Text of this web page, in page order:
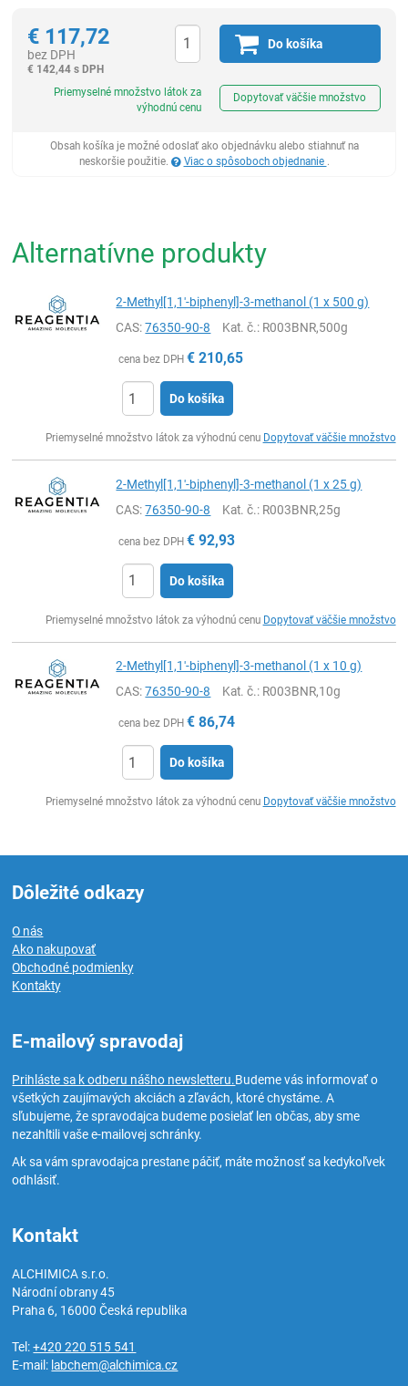
€ 117,72
bez DPH
€ 142,44 s DPH
Do košíka
Priemyselné množstvo látok za
výhodnú cenu
Dopytovať väčšie množstvo
Obsah košíka je možné odoslať ako objednávku alebo stiahnuť na
neskoršie použitie.
Viac o spôsoboch objednanie .
Alternatívne produkty
2-Methyl[1,1'-biphenyl]-3-methanol (1 x 500 g)
CAS:76350-90-8 Kat. č.: R003BNR,500g
cena bez DPH € 210,65
Do košíka
Priemyselné množstvo látok za výhodnú cenu Dopytovať väčšie množstvo
2-Methyl[1,1'-biphenyl]-3-methanol (1 x 25 g)
CAS:76350-90-8 Kat. č.: R003BNR,25g
cena bez DPH € 92,93
Do košíka
Priemyselné množstvo látok za výhodnú cenu Dopytovať väčšie množstvo
2-Methyl[1,1'-biphenyl]-3-methanol (1 x 10 g)
CAS:76350-90-8 Kat. č.: R003BNR,10g
cena bez DPH € 86,74
Do košíka
Priemyselné množstvo látok za výhodnú cenu Dopytovať väčšie množstvo
Dôležité odkazy
O nás
Ako nakupovať
Obchodné podmienky
Kontakty
E-mailový spravodaj
Prihláste sa k odberu nášho newsletteru.Budeme vás informovať o
všetkých zaujímavých akciách a zľavách, ktoré chystáme. A
sľubujeme, že spravodajca budeme posielať len občas, aby sme
nezahltili vaše e-mailovej schránky.
Ak sa vám spravodajca prestane páčiť, máte možnosť sa kedykoľvek
odhlásiť.
Kontakt
ALCHIMICA s.r.o.
Národní obrany 45
Praha 6, 16000Česká republika
Tel:+420 220 515 541
E-mail: labchem@alchimica.cz